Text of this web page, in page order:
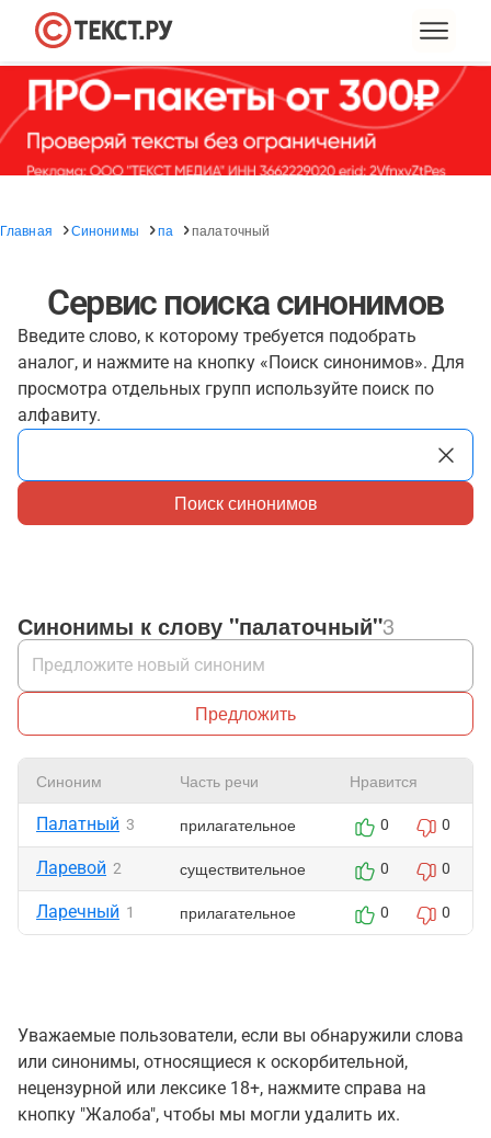
Главная Синонимы па палаточный
Сервис поиска синонимов
Введите слово, к которому требуется подобрать
аналог, и нажмите на кнопку «Поиск синонимов». Для
просмотра отдельных групп используйте поиск по
алфавиту.
Поиск синонимов
Синонимы к слову "палаточный"3
Предложить
Синоним Часть речи Нравится
Палатный 3 прилагательное 0 0
Ларевой 2 существительное 0 0
Ларечный 1 прилагательное 0 0
Уважаемые пользователи, если вы обнаружили слова
или синонимы, относящиеся к оскорбительной,
нецензурной или лексике 18+, нажмите справа на
кнопку "Жалоба", чтобы мы могли удалить их.